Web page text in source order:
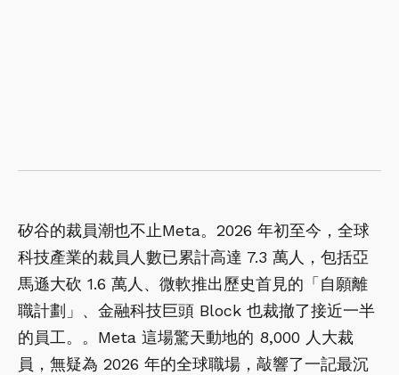
矽谷的裁員潮也不止Meta。2026 年初至今，全球
科技產業的裁員人數已累計高達 7.3 萬人，包括亞
馬遜大砍 1.6 萬人、微軟推出歷史首見的「自願離
職計劃」、金融科技巨頭 Block 也裁撤了接近一半
的員工。。Meta 這場驚天動地的 8,000 人大裁
員，無疑為 2026 年的全球職場，敲響了一記最沉